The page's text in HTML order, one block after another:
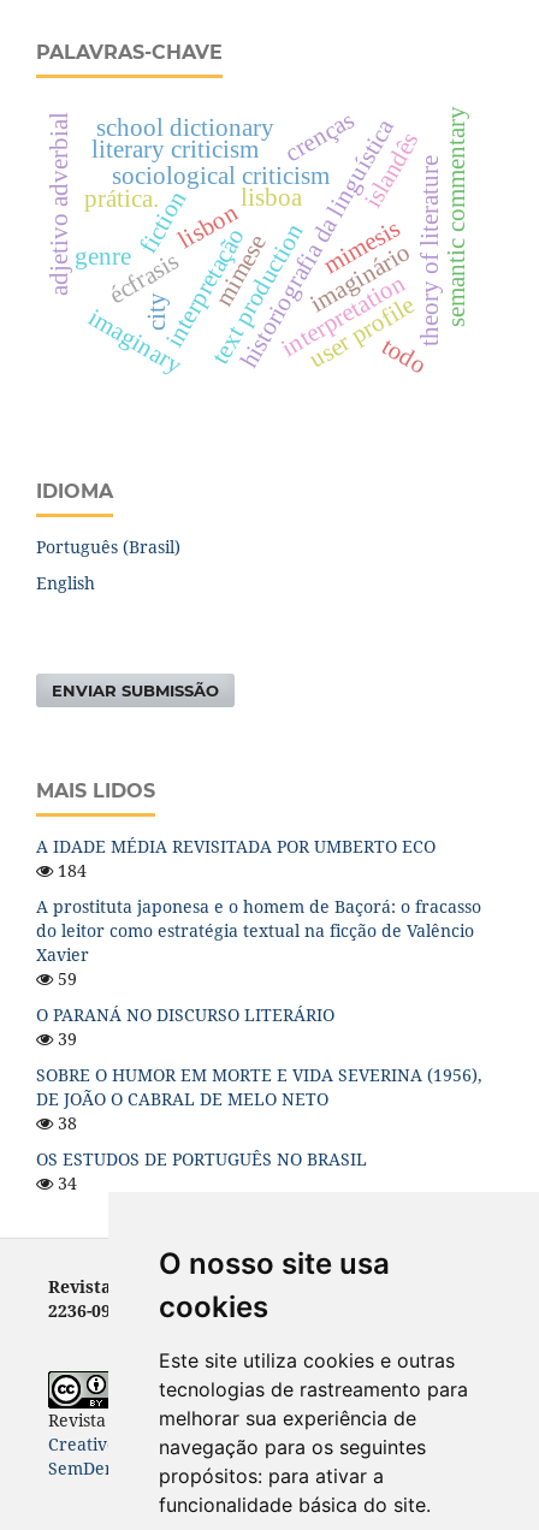
O nosso site usa
cookies
Este site utiliza cookies e outras
tecnologias de rastreamento para
melhorar sua experiência de
navegação para os seguintes
propósitos: para ativar a
funcionalidade básica do site.
PALAVRAS-CHAVE
historiografia da linguística
interpretação
lisbon
city
imaginary
lisboa
imaginário
interpretation
mimesis
sociological criticism
fiction
literary criticism
theory of literature
mimese
écfrasis
prática.
crenças semantic commentary
user profile
school dictionary
text production
genre
todo
adjetivo adverbial islandês
IDIOMA
Português (Brasil)
English
ENVIAR SUBMISSÃO
MAIS LIDOS
A IDADE MÉDIA REVISITADA POR UMBERTO ECO
184
A prostituta japonesa e o homem de Baçorá: o fracasso
do leitor como estratégia textual na ficção de Valêncio
Xavier
59
O PARANÁ NO DISCURSO LITERÁRIO
39
SOBRE O HUMOR EM MORTE E VIDA SEVERINA (1956),
DE JOÃO O CABRAL DE MELO NETO
38
OS ESTUDOS DE PORTUGUÊS NO BRASIL
34
Revista Letras - ISSN 0100-0888 (versão impressa) e
2236-0999 (versão eletrônica)
Revista Letrasestá licenciada com uma Licença
Creative Commons Atribuição-NãoComercial-
SemDerivações 4.0 Internacional .